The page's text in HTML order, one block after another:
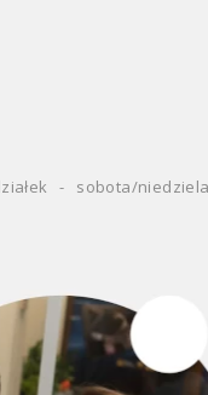
- sobota/niedziela